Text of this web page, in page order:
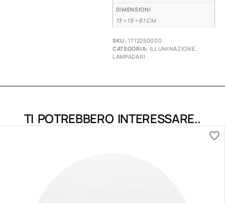
DIMENSIONI
13 × 19 × 81 CM
SKU:1712250000
CATEGORIA: ILLUMINAZIONE,
LAMPADARI
TI POTREBBERO INTERESSARE..